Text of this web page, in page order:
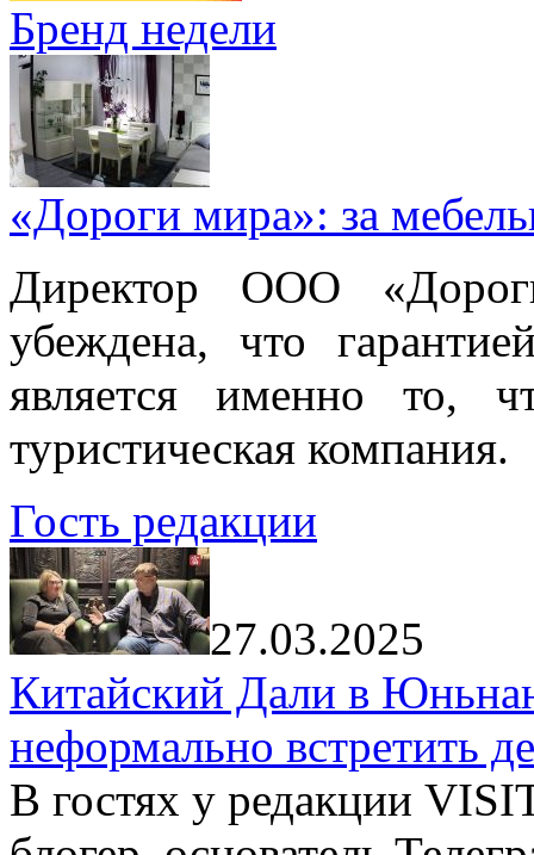
Бренд недели
«Дороги мира»: за
Директор ООО
убеждена, что
является именно то,
туристическая компания.
Гость редакции
27.03.2025
Китайский Дали в
неформально встретить
В гостях у редакции